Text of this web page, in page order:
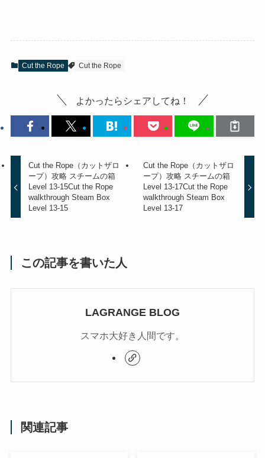
Cut the Rope Cut the Rope
よかったらシェアしてね！
Cut the Rope（カットザロ
ープ）攻略 スチームの箱
Level 13-15Cut the Rope
walkthrough Steam Box
Level 13-15
Cut the Rope（カットザロ
ープ）攻略 スチームの箱
Level 13-17Cut the Rope
walkthrough Steam Box
Level 13-17
この記事を書いた人
LAGRANGE BLOG
スマホ大好き人間です。
関連記事